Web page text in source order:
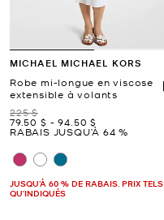
MICHAEL MICHAEL KORS
Robe mi-longue en viscose
extensible à volants
était
225 $
maintenant
79.50 $ -
to maintenant
94.50 $
RABAIS JUSQU’À 64 %
JUSQU’À 60 % DE RABAIS. PRIX TELS
QU'INDIQUÉS